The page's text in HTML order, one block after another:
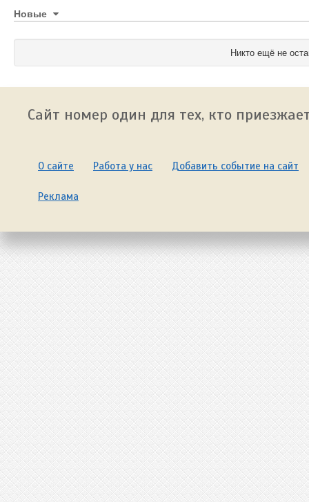
Новые
Никто ещё не
Сайт номер один для тех, кто
О сайте Работа у нас Добавить событие на сайт
Реклама